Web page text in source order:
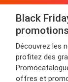
Black
Découvrez les
profitez des
offres et